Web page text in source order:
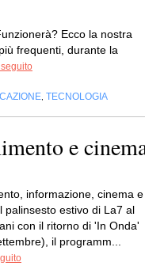
Ecco la nostra
frequenti, durante la
TECNOLOGIA
e
informazione, cinema e
palinsesto estivo di La7 al
con il ritorno di 'In Onda'
il programm...